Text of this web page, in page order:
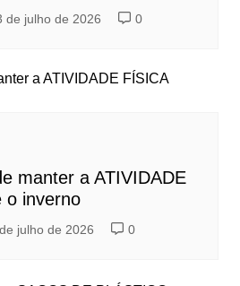
de julho de 2026 0
manter a ATIVIDADE
o inverno
julho de 2026 0